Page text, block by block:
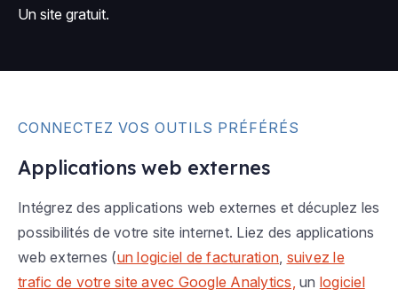
Un site gratuit.
CONNECTEZ VOS OUTILS PRÉFÉRÉS
Applications web externes
Intégrez des applications web externes et décuplez les
possibilités de votre site internet. Liez des applications
web externes (un logiciel de facturation, suivez le
trafic de votre site avec Google Analytics, un logiciel